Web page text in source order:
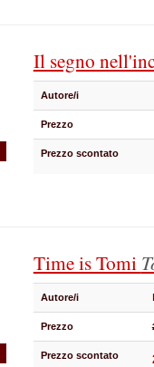
Il segno
Autore/i
Prezzo
Prezzo scontato
Time is Tomi
Autore/i
Prezzo
Prezzo scontato